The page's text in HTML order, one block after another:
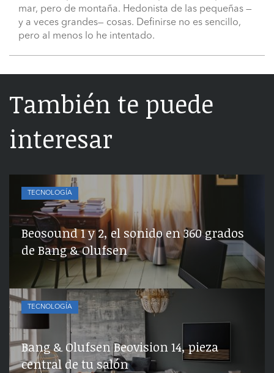
mar, pero de montaña. Hedonista de las pequeñas —
y a veces grandes— cosas. Definirse no es sencillo,
pero al menos lo he intentado.
También te puede
interesar
TECNOLOGÍA
Beosound 1 y 2, el sonido en 360 grados
de Bang & Olufsen
TECNOLOGÍA
Bang & Olufsen Beovision 14, pieza
central de tu salón